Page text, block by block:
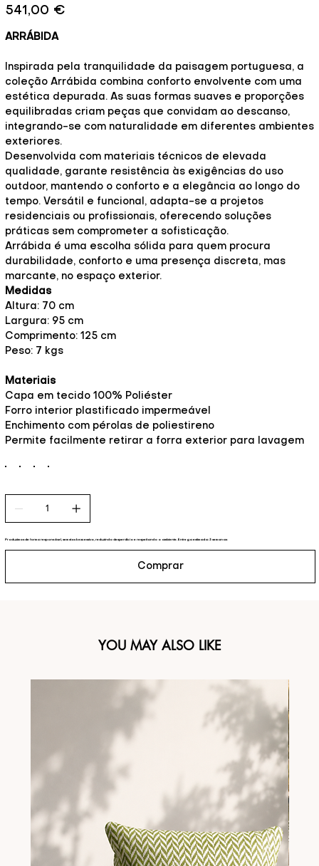
Preço
541,00 €
ARRÁBIDA
Inspirada pela tranquilidade da paisagem portuguesa, a
coleção Arrábida combina conforto envolvente com uma
estética depurada. As suas formas suaves e proporções
equilibradas criam peças que convidam ao descanso,
integrando-se com naturalidade em diferentes ambientes
exteriores.
Desenvolvida com materiais técnicos de elevada
qualidade, garante resistência às exigências do uso
outdoor, mantendo o conforto e a elegância ao longo do
tempo. Versátil e funcional, adapta-se a projetos
residenciais ou profissionais, oferecendo soluções
práticas sem comprometer a sofisticação.
Arrábida é uma escolha sólida para quem procura
durabilidade, conforto e uma presença discreta, mas
marcante, no espaço exterior.
Medidas
Altura: 70 cm
Largura: 95 cm
Comprimento: 125 cm
Peso: 7 kgs
Materiais
Capa em tecido 100% Poliéster
Forro interior plastificado impermeável
Enchimento com pérolas de poliestireno
Permite facilmente retirar a forra exterior para lavagem
Produzimos de forma responsável, sem stock excessivo, reduzindo desperdício e respeitando o ambiente. Entrega estimada: 3 semanas
Comprar
YOU MAY ALSO LIKE